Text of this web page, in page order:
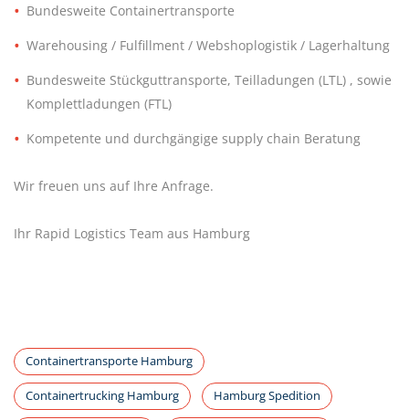
Bundesweite Containertransporte
Warehousing / Fulfillment / Webshoplogistik / Lagerhaltung
Bundesweite Stückguttransporte, Teilladungen (LTL) , sowie
Komplettladungen (FTL)
Kompetente und durchgängige supply chain Beratung
Wir freuen uns auf Ihre Anfrage.
Ihr Rapid Logistics Team aus Hamburg
Containertransporte Hamburg
Containertrucking Hamburg Hamburg Spedition